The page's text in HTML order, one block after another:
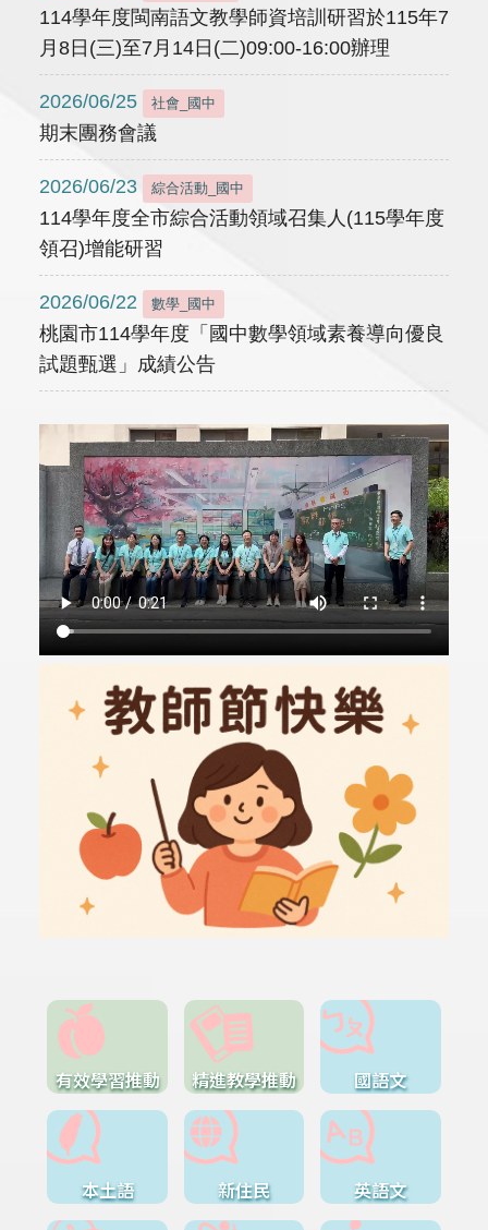
114學年度閩南語文教學師資培訓研習於115年7
月8日(三)至7月14日(二)09:00-16:00辦理
2026/06/25 社會_國中
期末團務會議
2026/06/23 綜合活動_國中
114學年度全市綜合活動領域召集人(115學年度
領召)增能研習
2026/06/22 數學_國中
桃園市114學年度「國中數學領域素養導向優良
試題甄選」成績公告
有效學習推動 精進教學推動 國語文
本土語 新住民 英語文